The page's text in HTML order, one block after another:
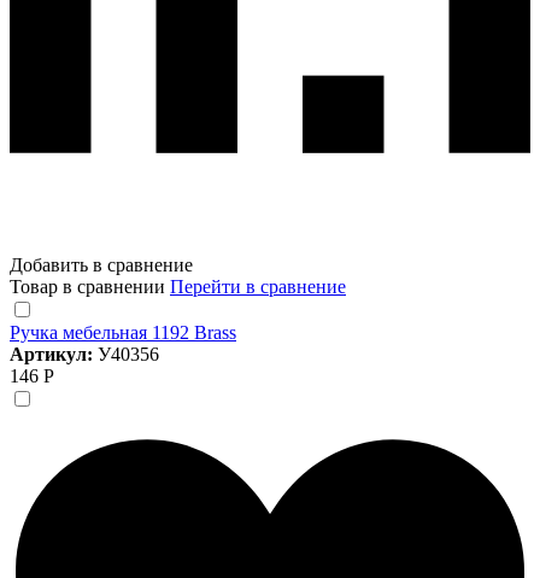
Добавить в сравнение
Товар в сравнении Перейти в сравнение
Ручка мебельная 1192 Brass
Артикул: У40356
146 Р